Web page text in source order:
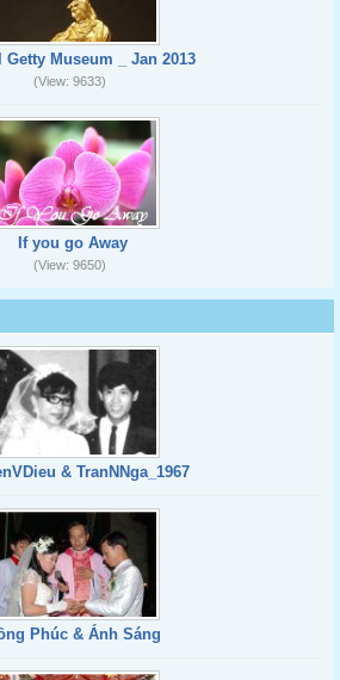
Getty Museum _ Jan 2013
(View: 9633)
If you go Away
(View: 9650)
& TranNNga_1967
Phúc & Ánh Sáng